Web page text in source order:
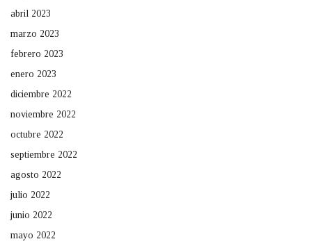
abril 2023
marzo 2023
febrero 2023
enero 2023
diciembre 2022
noviembre 2022
octubre 2022
septiembre 2022
agosto 2022
julio 2022
junio 2022
mayo 2022